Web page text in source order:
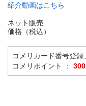
紹介動画はこちら
ネット販売
価格（税込）
コメリカード番号登
コメリポイント ：